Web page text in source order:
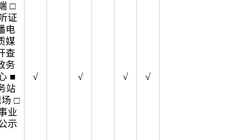
□
证
电
媒
查
务
■
站
□
业
示
√ √ √ √